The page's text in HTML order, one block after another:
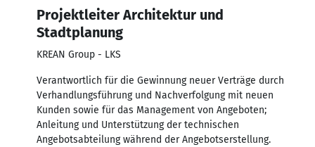
Projektleiter Architektur und
Stadtplanung
KREAN Group - LKS
Verantwortlich für die Gewinnung neuer Verträge durch
Verhandlungsführung und Nachverfolgung mit neuen
Kunden sowie für das Management von Angeboten;
Anleitung und Unterstützung der technischen
Angebotsabteilung während der Angebotserstellung.